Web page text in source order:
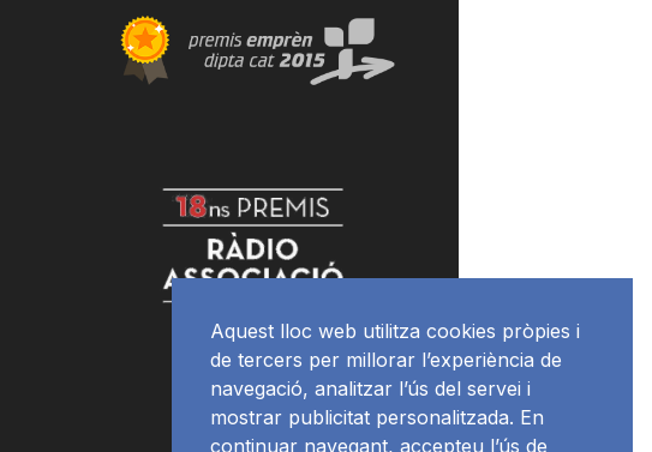
Aquest lloc web utilitza cookies pròpies i
de tercers per millorar l’experiència de
navegació, analitzar l’ús del servei i
mostrar publicitat personalitzada. En
continuar navegant, accepteu l’ús de